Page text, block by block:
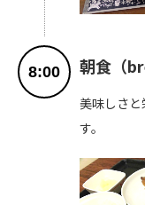
8:00 朝食（
美味しさ
す。